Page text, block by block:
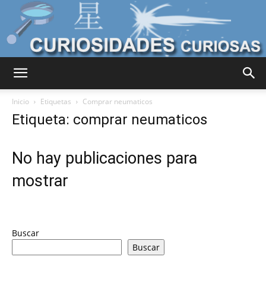
Mundo
Inicio Etiquetas Comprar neumaticos
Etiqueta: comprar neumaticos
No hay publicaciones para
mostrar
Buscar
Buscar